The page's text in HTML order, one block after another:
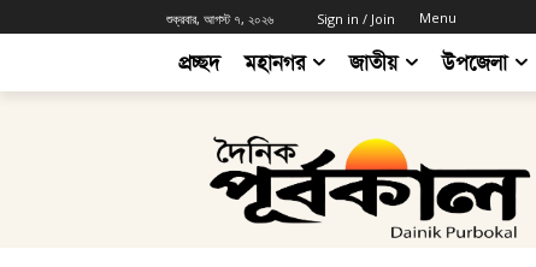
শুক্রবার, আগস্ট ৭, ২০২৬ Sign in / Join Menu
প্রচ্ছদ মহানগর জাতীয় উপজেলা